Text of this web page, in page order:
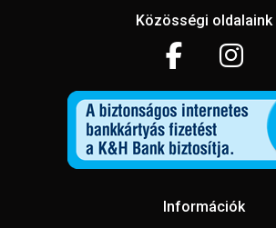
Közösségi oldalaink
Információk